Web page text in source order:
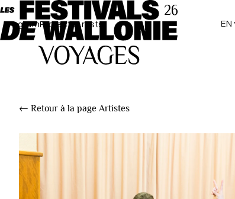
ProgramProjectsArtists EN
← Retour à la page Artistes